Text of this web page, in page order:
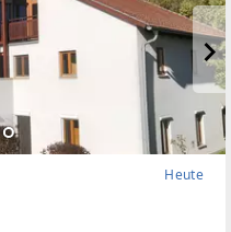
Heute